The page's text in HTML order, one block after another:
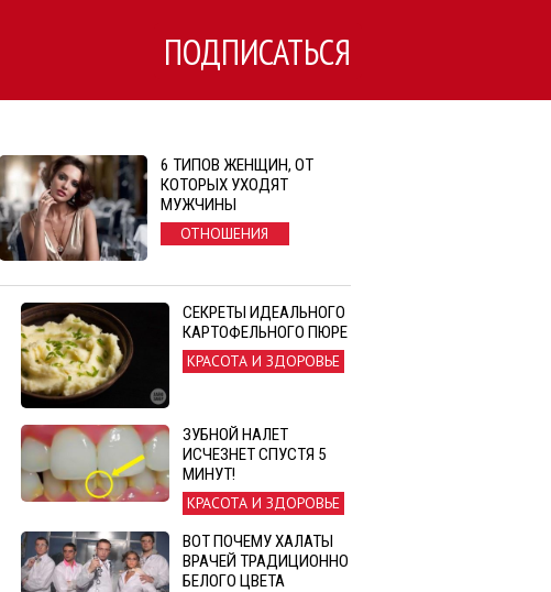
ПОДПИСАТЬСЯ
6 ТИПОВ ЖЕНЩИН, ОТ
КОТОРЫХ УХОДЯТ
МУЖЧИНЫ
ОТНОШЕНИЯ
СЕКРЕТЫ ИДЕАЛЬНОГО
КАРТОФЕЛЬНОГО ПЮРЕ
КРАСОТА И ЗДОРОВЬЕ
ЗУБНОЙ НАЛЕТ
ИСЧЕЗНЕТ СПУСТЯ 5
МИНУТ!
КРАСОТА И ЗДОРОВЬЕ
ВОТ ПОЧЕМУ ХАЛАТЫ
ВРАЧЕЙ ТРАДИЦИОННО
БЕЛОГО ЦВЕТА